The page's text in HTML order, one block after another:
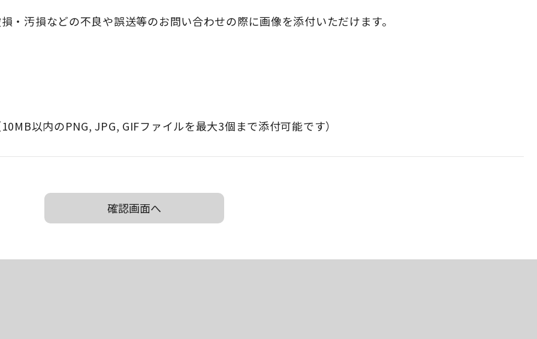
以内のPNG, JPG, GIFファイルを最大3個まで添付可能です）